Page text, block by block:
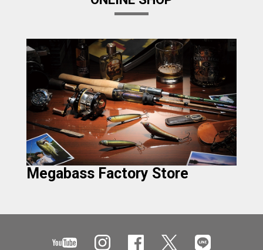
Megabass Factory Store